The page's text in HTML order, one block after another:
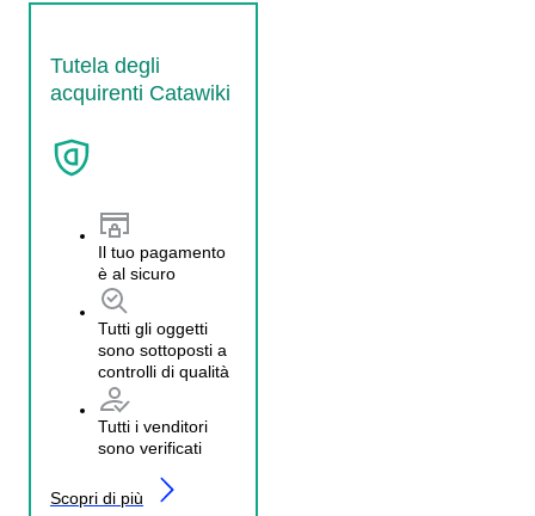
Tutela degli
acquirenti Catawiki
Il tuo pagamento
è al sicuro
Tutti gli oggetti
sono sottoposti a
controlli di qualità
Tutti i venditori
sono verificati
Scopri di più